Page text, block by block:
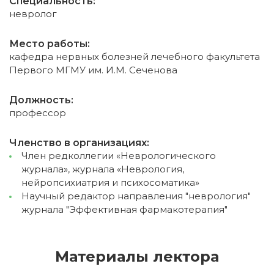
невролог
Место работы:
кафедра нервных болезней лечебного факультета
Первого МГМУ им. И.М. Сеченова
Должность:
профессор
Членство в организациях:
Член редколлегии «Неврологического
журнала», журнала «Неврология,
нейропсихиатрия и психосоматика»
Научный редактор направления "неврология"
журнала "Эффективная фармакотерапия"
Материалы лектора